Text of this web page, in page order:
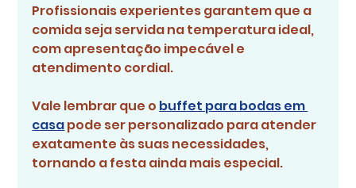
Profissionais experientes garantem que a
comida seja servida na temperatura ideal,
com apresentação impecável e
atendimento cordial.
Vale lembrar que o buffet para bodas em
casa pode ser personalizado para atender
exatamente às suas necessidades,
tornando a festa ainda mais especial.